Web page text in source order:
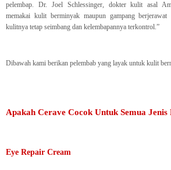
pelembap. Dr. Joel Schlessinger, dokter kulit asal
memakai kulit berminyak maupun gampang berjerawat
kulitnya tetap seimbang dan kelembapannya terkontrol.”
Dibawah kami berikan pelembab yang layak untuk kulit
Apakah Cerave Cocok Untuk Semua
Eye Repair Cream